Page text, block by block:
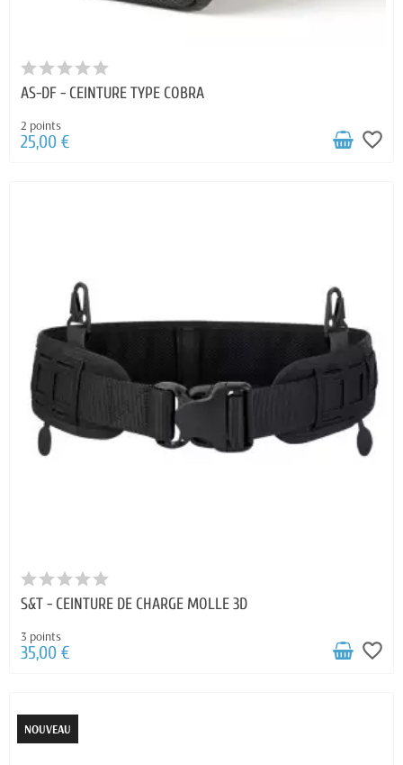
AS-DF - CEINTURE TYPE COBRA
2 points
25,00 € favorite_border
S&T - CEINTURE DE CHARGE MOLLE 3D
3 points
35,00 € favorite_border
NOUVEAU